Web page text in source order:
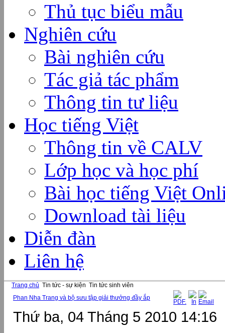
Thủ tục biểu mẫu
Nghiên cứu
Bài nghiên cứu
Tác giả tác phẩm
Thông tin tư liệu
Học tiếng Việt
Thông tin về CALV
Lớp học và học phí
Bài học tiếng Việt
Download tài liệu
Diễn đàn
Liên hệ
Trang chủ Tin tức - sự kiện Tin tức sinh viên
Phan Nha Trang và bộ sưu tập giải thưởng đầy ắp
Thứ ba, 04 Tháng 5 2010 14:16